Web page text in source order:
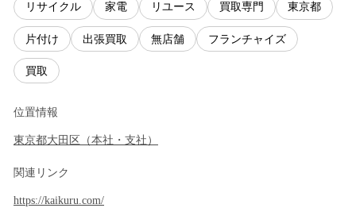
リサイクル 家電 リユース 買取専門 東京都
片付け 出張買取 無店舗 フランチャイズ
買取
位置情報
東京都大田区 （本社・支社 ）
関連リンク
https://kaikuru.com/